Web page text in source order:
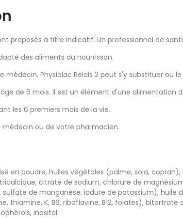
proposés à titre indicatif. Un professionnel de
des aliments du nourrisson.
Physiolac Relais 2 peut s'y substituer ou
de 6 mois. Il est un élément d'une alimentation
les 6 premiers mois de la vie.
médecin ou de votre pharmacien.
en poudre, huiles végétales (palme, soja,
citrate de sodium, chlorure de
de manganèse, iodure de potassium),
thiamine, K, B6, riboflavine, B12, folates),
inositol.